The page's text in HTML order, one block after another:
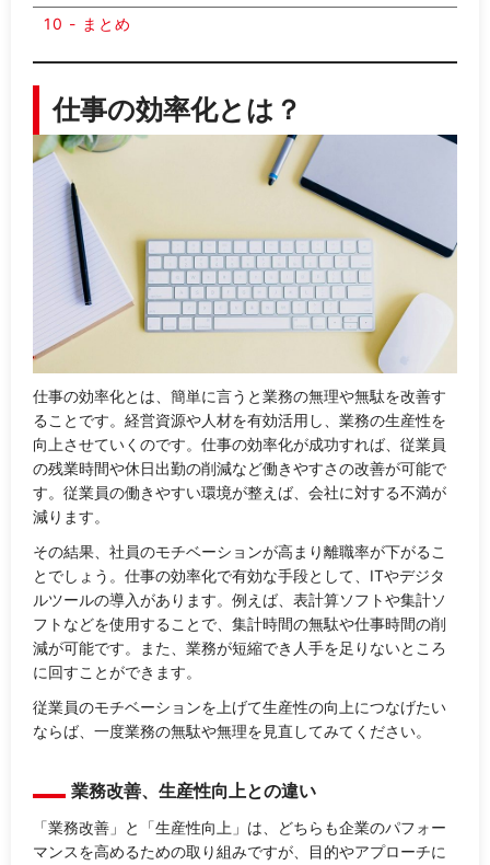
まとめ
仕事の効率化とは？
仕事の効率化とは、簡単に言うと業務の無理や無駄を改善す
ることです。経営資源や人材を有効活用し、業務の生産性を
向上させていくのです。仕事の効率化が成功すれば、従業員
の残業時間や休日出勤の削減など働きやすさの改善が可能で
す。従業員の働きやすい環境が整えば、会社に対する不満が
減ります。
その結果、社員のモチベーションが高まり離職率が下がるこ
とでしょう。仕事の効率化で有効な手段として、ITやデジタ
ルツールの導入があります。例えば、表計算ソフトや集計ソ
フトなどを使用することで、集計時間の無駄や仕事時間の削
減が可能です。また、業務が短縮でき人手を足りないところ
に回すことができます。
従業員のモチベーションを上げて生産性の向上につなげたい
ならば、一度業務の無駄や無理を見直してみてください。
業務改善、生産性向上との違い
「業務改善」と「生産性向上」は、どちらも企業のパフォー
マンスを高めるための取り組みですが、目的やアプローチに